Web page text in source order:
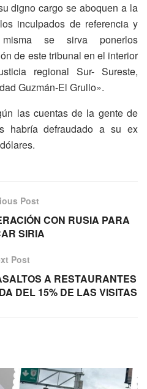
digno cargo se aboquen a la
inculpados de referencia y
se sirva ponerlos
de este tribunal en el interior
regional Sur- Sureste,
Guzmán-El Grullo».
las cuentas de la gente de
habría defraudado a su ex
Post
CON RUSIA PARA
SIRIA
Post
A RESTAURANTES
DEL 15% DE LAS VISITAS